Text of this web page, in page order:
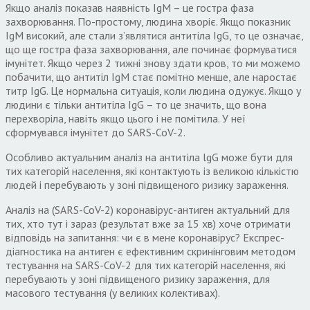
Якщо аналіз показав наявність IgМ – це гостра фаза
захворювання. По-простому, людина хворіє. Якщо показник
IgМ високий, але стали з’являтися антитіла IgG, то це означає,
що ще гостра фаза захворювання, але починає формуватися
імунітет. Якщо через 2 тижні знову здати кров, то ми можемо
побачити, що антитіл IgМ стає помітно менше, але наростає
титр IgG. Це нормальна ситуація, коли людина одужує. Якщо у
людини є тільки антитіла IgG – то це значить, що вона
перехворіла, навіть якщо цього і не помітила. У неї
сформувався імунітет до SARS-CoV-2.
Особливо актуальним аналіз на антитіла lgG може бути для
тих категорій населення, які контактують із великою кількістю
людей і перебувають у зоні підвищеного ризику зараження.
Аналіз на (SARS-CoV-2) коронавірус-антиген актуальний для
тих, хто тут і зараз (результат вже за 15 хв) хоче отримати
відповідь на запитання: чи є в мене коронавірус? Експрес-
діагностика на антиген є ефективним скринінговим методом
тестування на SARS-CoV-2 для тих категорій населення, які
перебувають у зоні підвищеного ризику зараження, для
масового тестування (у великих колективах).